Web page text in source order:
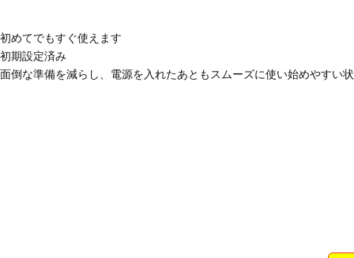
初めてでもすぐ使えます
初期設定済み
面倒な準備を減らし、電源を入れたあともスムーズに使い始めやすい